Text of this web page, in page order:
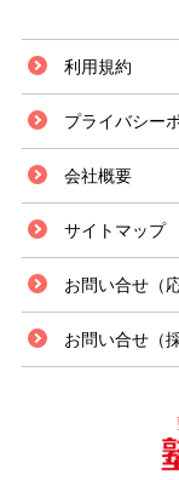
利用規約
プライバシー
会社概要
サイトマップ
お問い合せ（
お問い合せ（